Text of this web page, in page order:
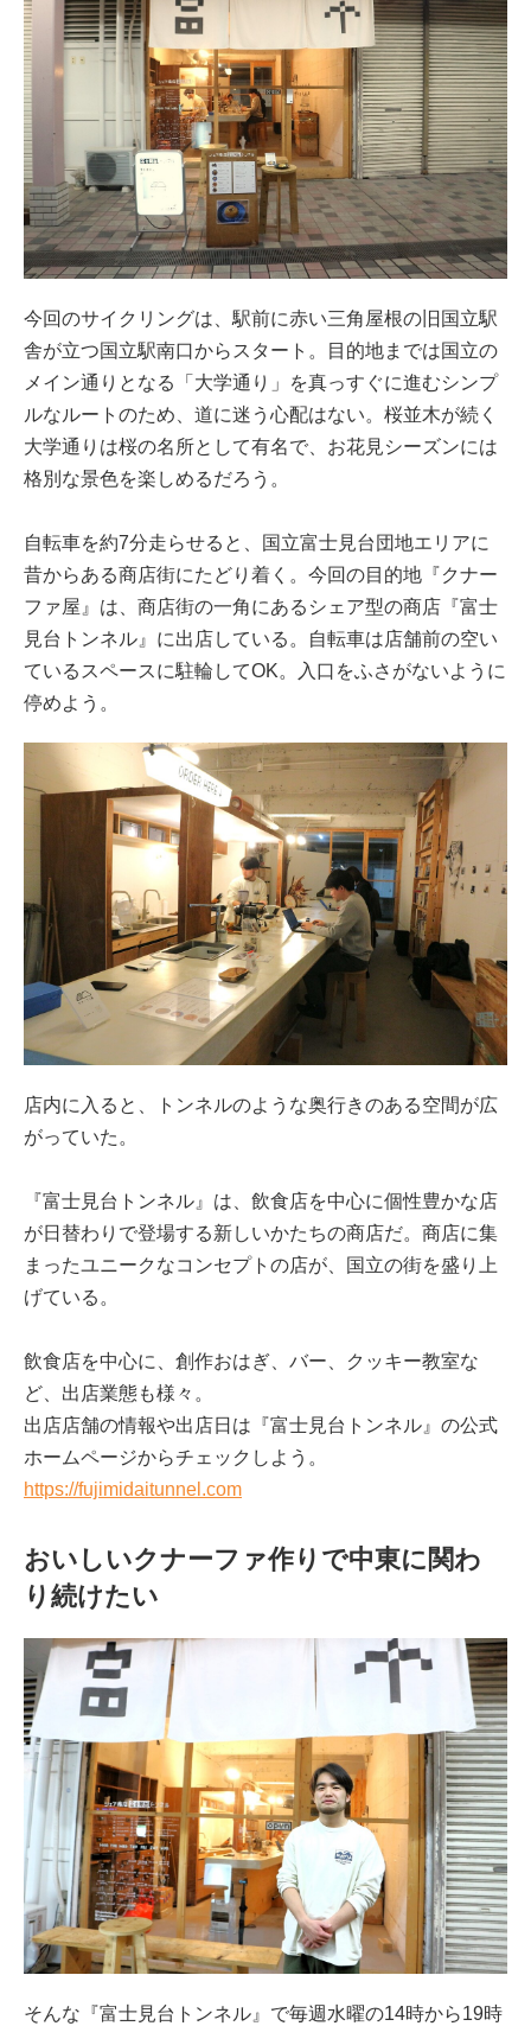
今回のサイクリングは、駅前に赤い三角屋根の旧国立駅
舎が立つ国立駅南口からスタート。目的地までは国立の
メイン通りとなる「大学通り」を真っすぐに進むシンプ
ルなルートのため、道に迷う心配はない。桜並木が続く
大学通りは桜の名所として有名で、お花見シーズンには
格別な景色を楽しめるだろう。
自転車を約7分走らせると、国立富士見台団地エリアに
昔からある商店街にたどり着く。今回の目的地『クナー
ファ屋』は、商店街の一角にあるシェア型の商店『富士
見台トンネル』に出店している。自転車は店舗前の空い
ているスペースに駐輪してOK。入口をふさがないように
停めよう。
店内に入ると、トンネルのような奥行きのある空間が広
がっていた。
『富士見台トンネル』は、飲食店を中心に個性豊かな店
が日替わりで登場する新しいかたちの商店だ。商店に集
まったユニークなコンセプトの店が、国立の街を盛り上
げている。
飲食店を中心に、創作おはぎ、バー、クッキー教室な
ど、出店業態も様々。
出店店舗の情報や出店日は『富士見台トンネル』の公式
ホームページからチェックしよう。
https://fujimidaitunnel.com
おいしいクナーファ作りで中東に関わ
り続けたい
そんな『富士見台トンネル』で毎週水曜の14時から19時